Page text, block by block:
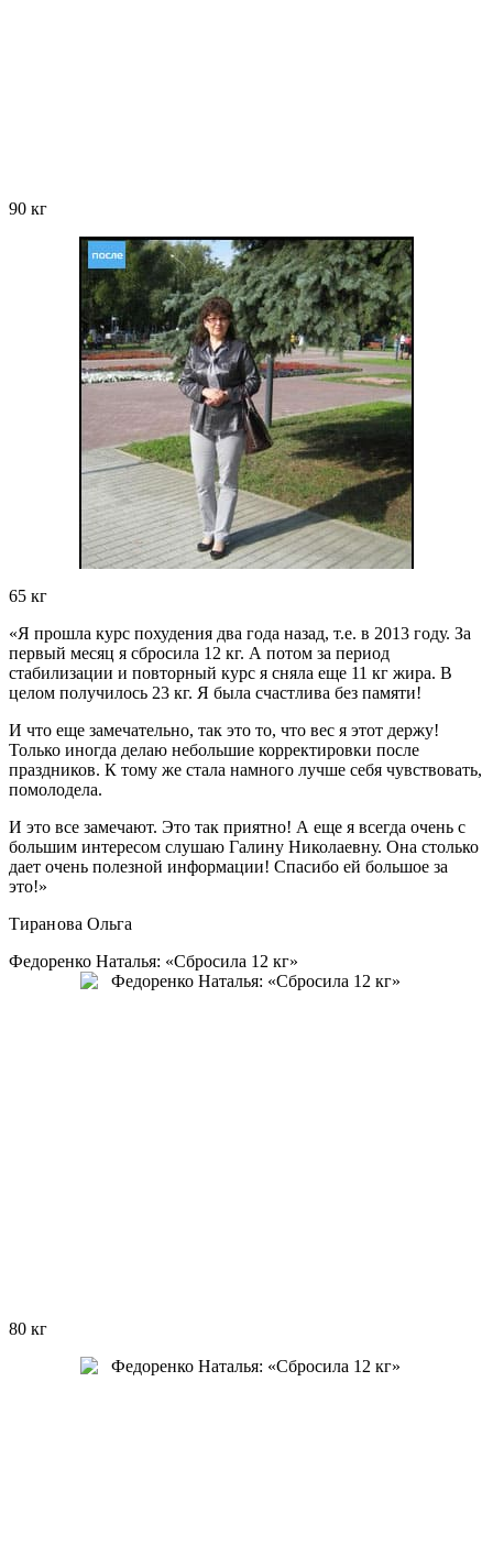
90 кг
65 кг
«Я прошла курс похудения два года назад, т.е. в 2013 году. За
первый месяц я сбросила 12 кг. А потом за период
стабилизации и повторный курс я сняла еще 11 кг жира. В
целом получилось 23 кг. Я была счастлива без памяти!
И что еще замечательно, так это то, что вес я этот держу!
Только иногда делаю небольшие корректировки после
праздников. К тому же стала намного лучше себя чувствовать,
помолодела.
И это все замечают. Это так приятно! А еще я всегда очень с
большим интересом слушаю Галину Николаевну. Она столько
дает очень полезной информации! Спасибо ей большое за
это!»
Тиранова Ольга
Федоренко Наталья: «Сбросила 12 кг»
80 кг